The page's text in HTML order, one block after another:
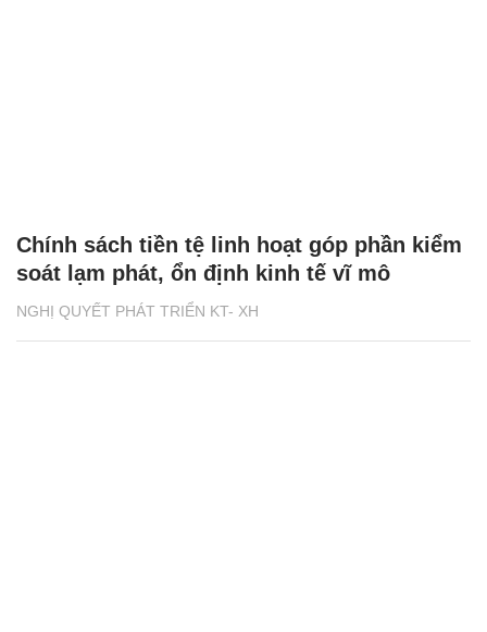
NGHỊ QUYẾT PHÁT TRIỂN KT- XH
Chính sách tiền tệ linh hoạt góp phần kiểm
soát lạm phát, ổn định kinh tế vĩ mô